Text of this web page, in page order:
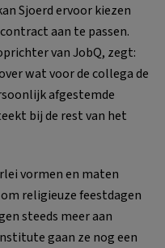
Sjoerd ervoor kiezen
aan te passen.
van JobQ, zegt:
wat voor de collega de
afgestemde
bij de rest van het
vormen en maten
religieuze feestdagen
steeds meer aan
gaan ze nog een